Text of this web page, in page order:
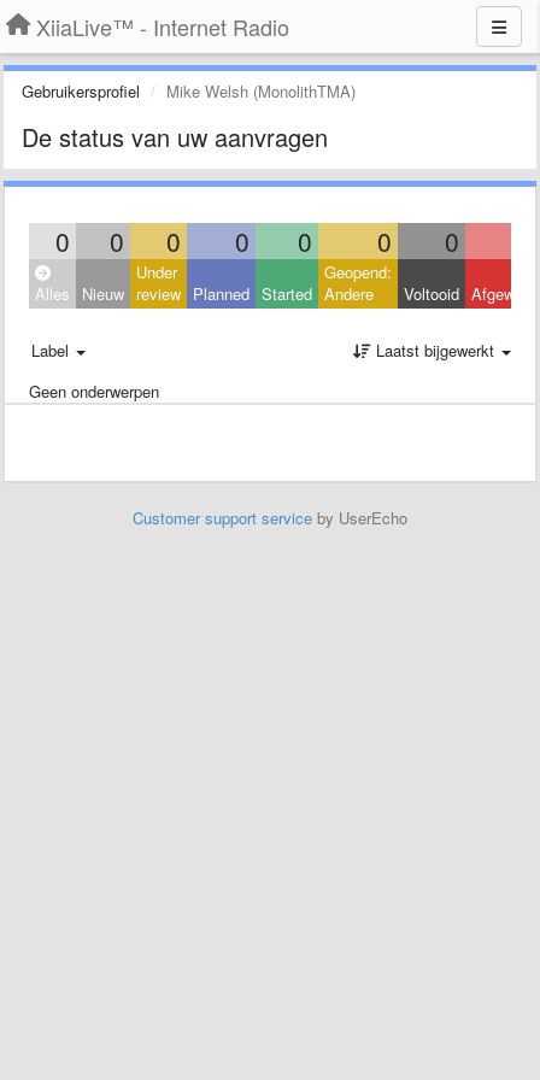
XiiaLive™ - Internet Radio
Gebruikersprofiel Mike Welsh (MonolithTMA)
De status van uw aanvragen
0 0 0 0 0 0 0
Alles Nieuw
Under
review Planned Started
Geopend:
Andere
Voltooid
Label
Laatst bijgewerkt
Geen onderwerpen
Customer support service by UserEcho